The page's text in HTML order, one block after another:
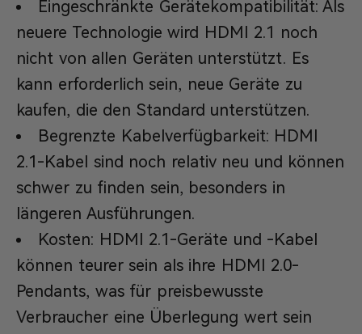
Eingeschränkte Gerätekompatibilität: Als
neuere Technologie wird HDMI 2.1 noch
nicht von allen Geräten unterstützt. Es
kann erforderlich sein, neue Geräte zu
kaufen, die den Standard unterstützen.
Begrenzte Kabelverfügbarkeit: HDMI
2.1-Kabel sind noch relativ neu und können
schwer zu finden sein, besonders in
längeren Ausführungen.
Kosten: HDMI 2.1-Geräte und -Kabel
können teurer sein als ihre HDMI 2.0-
Pendants, was für preisbewusste
Verbraucher eine Überlegung wert sein